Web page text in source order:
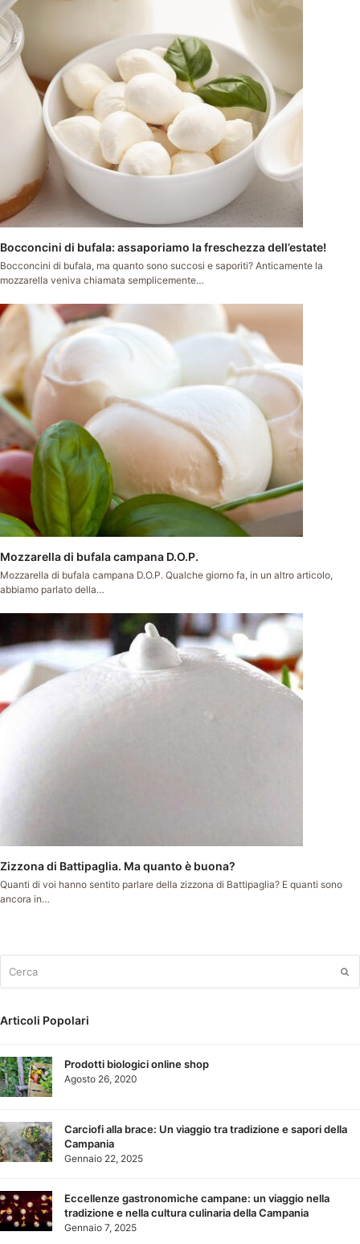
Bocconcini di bufala: assaporiamo la freschezza dell’estate!
Bocconcini di bufala, ma quanto sono succosi e saporiti? Anticamente la
mozzarella veniva chiamata semplicemente…
Mozzarella di bufala campana D.O.P.
Mozzarella di bufala campana D.O.P. Qualche giorno fa, in un altro articolo,
abbiamo parlato della…
Zizzona di Battipaglia. Ma quanto è buona?
Quanti di voi hanno sentito parlare della zizzona di Battipaglia? E quanti sono
ancora in…
Articoli Popolari
Prodotti biologici online shop
Agosto 26, 2020
Carciofi alla brace: Un viaggio tra tradizione e sapori della
Campania
Gennaio 22, 2025
Eccellenze gastronomiche campane: un viaggio nella
tradizione e nella cultura culinaria della Campania
Gennaio 7, 2025